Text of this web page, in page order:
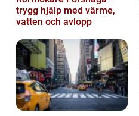
trygg hjälp med värme,
vatten och avlopp